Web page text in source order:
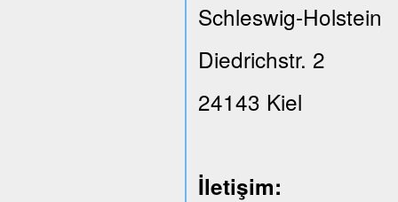
Schleswig-Holstein
Diedrichstr. 2
24143 Kiel
İletişim: